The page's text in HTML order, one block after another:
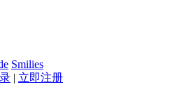
Smilies
| 立即注册